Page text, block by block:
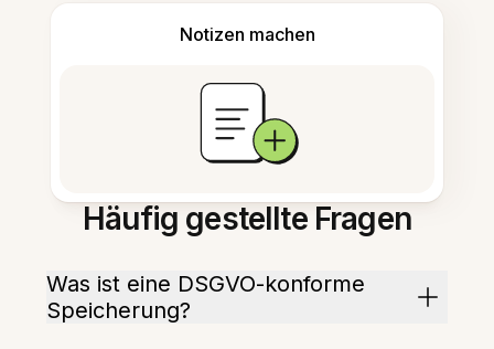
Notizen machen
Häufig gestellte Fragen
Was ist eine DSGVO-konforme
Speicherung?